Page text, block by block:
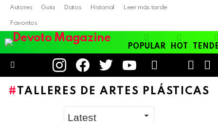
Autores Guía Datos Historial Leer más tarde
Favoritos
POPULAR HOT
instagramfacebooktwitter youtube
SKIN
TALLERES DE ARTES PLÁSTICAS